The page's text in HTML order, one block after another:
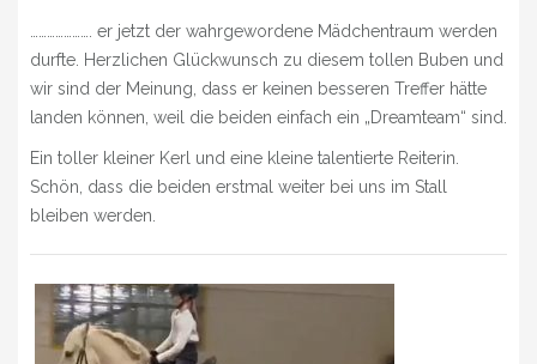
» EVENTS
» SHOP
…………………. er jetzt der wahrgewordene Mädchentraum werden
durfte. Herzlichen Glückwunsch zu diesem tollen Buben und
wir sind der Meinung, dass er keinen besseren Treffer hätte
landen können, weil die beiden einfach ein „Dreamteam“ sind.
Ein toller kleiner Kerl und eine kleine talentierte Reiterin.
Schön, dass die beiden erstmal weiter bei uns im Stall
bleiben werden.